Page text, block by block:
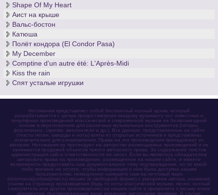
Shape Of My Heart
Аист на крыше
Вальс-бостон
Катюша
Полёт кондора (El Condor Pasa)
My December
Comptine d'un autre été: L'Après-Midi
Kiss the rain
Спят усталые игрушки
Нотомания представляет собой бесплатный нотный архив, который
разрабатывается с целью предоставления каждому музыканту нот известных и
популярных произведений классической и современной музыки на безвозмездной
основе в переложениях для различных музыкальных инструментов (гитары,
фортепиано, скрипки, виолончели и др.). Все данные, представленные на сайте
(тексты песен, аккорды и ноты) взяты из открытых источников и представлены
исключительно для ознакомления. Права на эти произведения принадлежат их
авторам. Нотомания не претендует на авторство размещаемых произведений и не
занимается продажей объектов чужого авторского права. За содержание текстов
администрация сайта ответственности не несет. Если вы являетесь обладателем
авторского права на произведение, размещенное на нашем сайте, и имеете
возможность предоставить нам документальное тому подтверждение, но по какой-
либо причине не хотите, чтобы информация о нём была доступна нашим
пользователям, немедленно напишите нам на почтовый ящик
(notomania[собака]mail.ru) письмо (в свободной форме) с указанием автора, названия,
ссылки на страницу произведения (будь то ноты классической музыки, песен, нотный
самоучитель или другое произведение) на нашем сайте и прикрепите к письму копии
документов, подтверждающие ваше владение авторскими правами. В случае